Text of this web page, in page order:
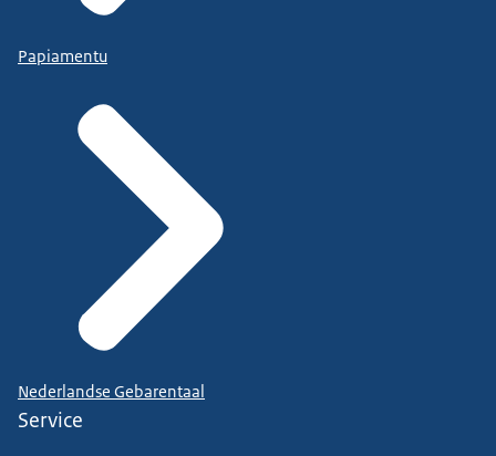
Papiamentu
Nederlandse Gebarentaal
Service